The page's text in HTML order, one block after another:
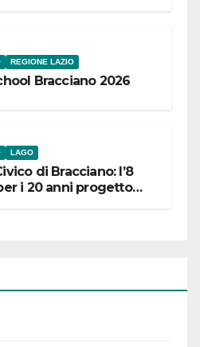
REGIONE LAZIO
Bracciano 2026
LAGO
di Bracciano: l’8
i 20 anni progetto